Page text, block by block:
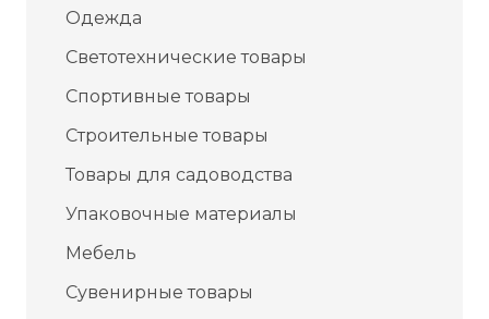
Одежда
Светотехнические товары
Спортивные товары
Строительные товары
Товары для садоводства
Упаковочные материалы
Мебель
Сувенирные товары